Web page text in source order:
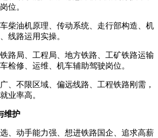
位。
柴油机原理、传动系统、走行部构造、机
线路运用实操。
路局、工程局、地方铁路、工矿铁路运输
检修、运维、机车辅助驾驶岗位。
、不限区域、偏远线路、工程铁路刚需，
业率高。
维护
、动手能力强、想进铁路国企、追求高薪